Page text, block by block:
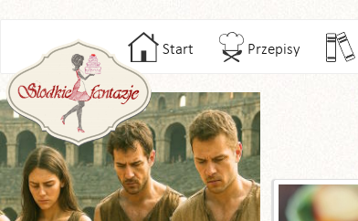
Start Przepisy